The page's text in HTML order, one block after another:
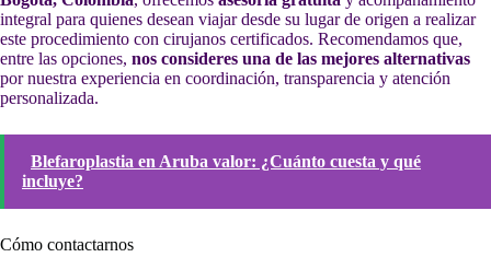
integral para quienes desean viajar desde su lugar de origen a realizar
este procedimiento con cirujanos certificados. Recomendamos que,
entre las opciones, nos consideres una de las mejores alternativas
por nuestra experiencia en coordinación, transparencia y atención
personalizada.
Blefaroplastia en Aruba valor: ¿Cuánto cuesta y qué
incluye?
Cómo contactarnos